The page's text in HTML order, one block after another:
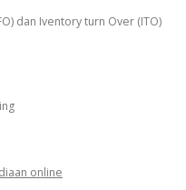
dan Iventory turn Over (ITO)
online